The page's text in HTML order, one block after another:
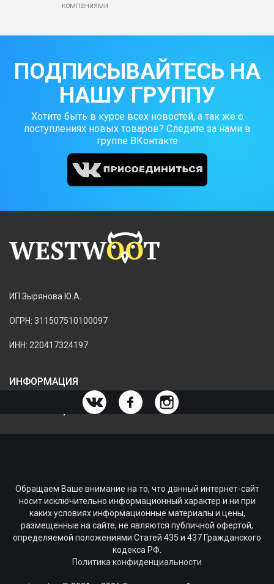
компаниями
ПОДПИСЫВАЙТЕСЬ НА
НАШУ ГРУППУ
Хотите быть в курсе всех новостей, а так же о
поступлениях новых товаров? Следите за нами в
группе ВКонтакте
ИП Зырянова Ю.А.
ОГРН: 311507510100097
ИНН: 220417324197
ИНФОРМАЦИЯ
ИНФОРМАЦИЯ О МАГАЗИНЕ
Обращаем Ваше внимание на то, что данный интернет-сайт
носит исключительно информационный характер и ни при
каких условиях информационные материалы и цены,
размещенные на сайте, не являются публичной офертой,
определяемой положениями Статей 435 и 437 Гражданского
кодекса РФ.
Политика конфиденциальности